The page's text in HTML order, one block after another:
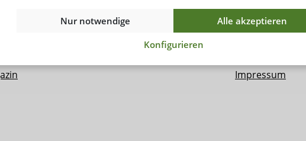
Versand
Zahlungsarten
Über Uns
Kontakt
Impressum
Nur notwendige
Alle akzeptieren
Konfigurieren